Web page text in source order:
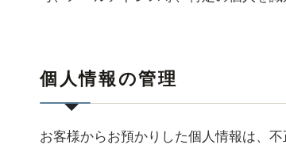
個人情報の管理
お客様からお預かりした個人情報は、